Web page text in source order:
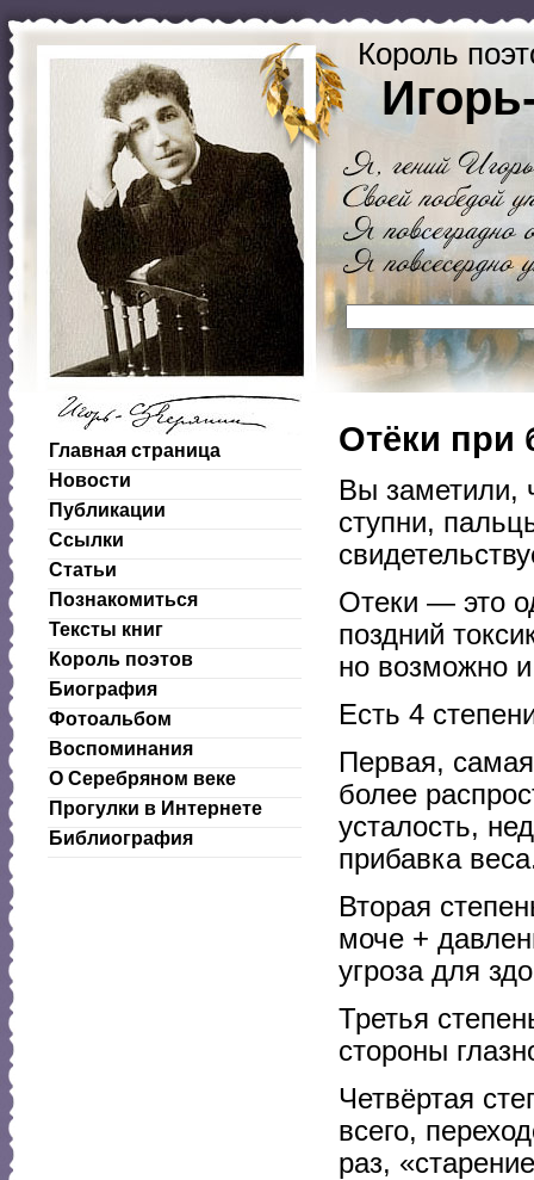
Король
Главная страница
Новости
Публикации
Ссылки
Статьи
Познакомиться
Тексты книг
Король поэтов
Биография
Фотоальбом
Воспоминания
О Серебряном веке
Прогулки в Интернете
Библиография
Отёки при
Вы заметили,
ступни,
Отеки — это
поздний
но возможно
Есть 4
Первая,
более
усталость,
прибавка
Вторая
моче +
угроза для
Третья
стороны
Четвёртая
всего,
раз,